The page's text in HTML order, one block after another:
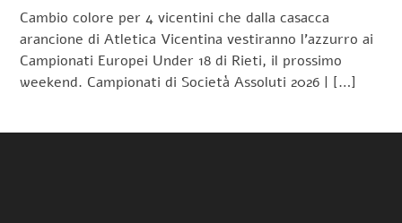
Cambio colore per 4 vicentini che dalla casacca
arancione di Atletica Vicentina vestiranno l’azzurro ai
Campionati Europei Under 18 di Rieti, il prossimo
weekend. Campionati di Società Assoluti 2026 | […]